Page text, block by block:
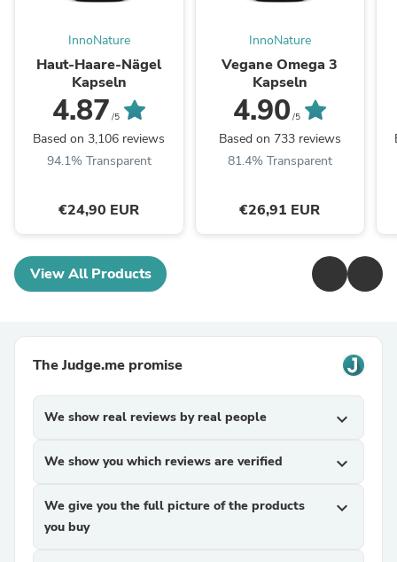
InnoNature
Haut-Haare-Nägel
Kapseln
4.87 /5
Based on 3,106 reviews
94.1% Transparent
€24,90 EUR
InnoNature
Vegane Omega 3
Kapseln
4.90 /5
Based on 733 reviews
81.4% Transparent
€26,91 EUR
View All Products
The Judge.me promise
We show real reviews by real people expand_more
We show you which reviews are verified expand_more
We give you the full picture of the products
you buy
expand_more